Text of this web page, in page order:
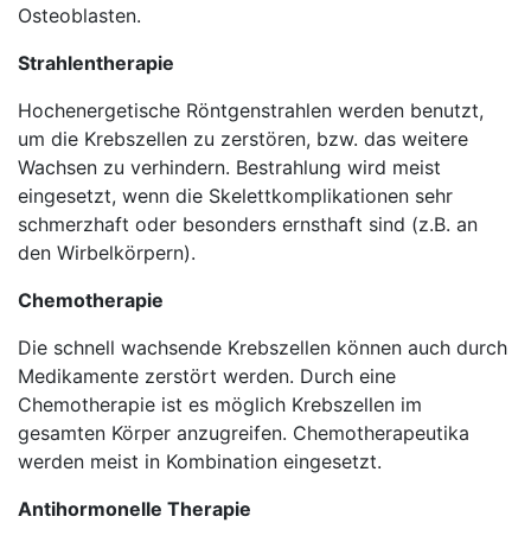
Osteoblasten.
Strahlentherapie
Hochenergetische Röntgenstrahlen werden benutzt,
um die Krebszellen zu zerstören, bzw. das weitere
Wachsen zu verhindern. Bestrahlung wird meist
eingesetzt, wenn die Skelettkomplikationen sehr
schmerzhaft oder besonders ernsthaft sind (z.B. an
den Wirbelkörpern).
Chemotherapie
Die schnell wachsende Krebszellen können auch durch
Medikamente zerstört werden. Durch eine
Chemotherapie ist es möglich Krebszellen im
gesamten Körper anzugreifen. Chemotherapeutika
werden meist in Kombination eingesetzt.
Antihormonelle Therapie